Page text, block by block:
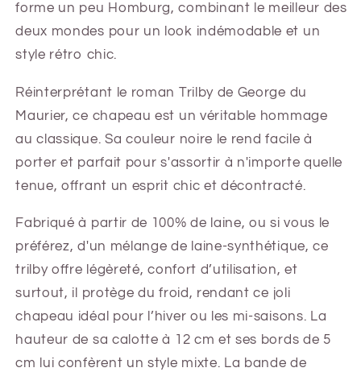
forme un peu Homburg, combinant le meilleur des
deux mondes pour un look indémodable et un
style rétro chic.
Réinterprétant le roman Trilby de George du
Maurier, ce chapeau est un véritable hommage
au classique. Sa couleur noire le rend facile à
porter et parfait pour s'assortir à n'importe quelle
tenue, offrant un esprit chic et décontracté.
Fabriqué à partir de 100% de laine, ou si vous le
préférez, d'un mélange de laine-synthétique, ce
trilby offre légèreté, confort d’utilisation, et
surtout, il protège du froid, rendant ce joli
chapeau idéal pour l’hiver ou les mi-saisons. La
hauteur de sa calotte à 12 cm et ses bords de 5
cm lui confèrent un style mixte. La bande de